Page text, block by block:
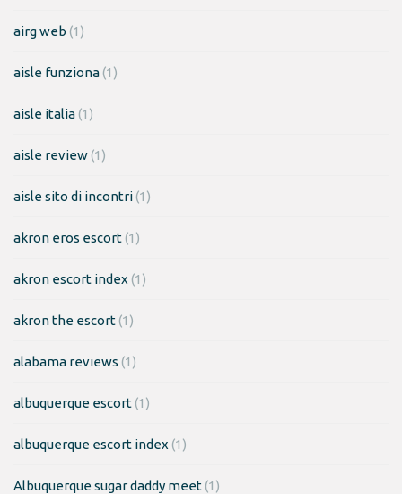
airg web (1)
aisle funziona(1)
aisle italia(1)
aisle review(1)
aisle sito di incontri(1)
akron eros escort(1)
akron escort index (1)
akron the escort(1)
alabama reviews (1)
albuquerque escort(1)
albuquerque escort index (1)
Albuquerque sugar daddy meet(1)